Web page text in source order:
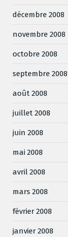
décembre 2008
novembre 2008
octobre 2008
septembre 2008
août 2008
juillet 2008
juin 2008
mai 2008
avril 2008
mars 2008
février 2008
janvier 2008